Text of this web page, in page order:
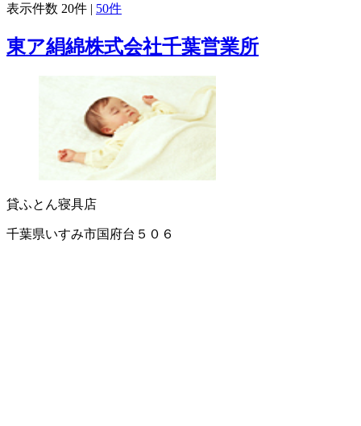
表示件数 20件 | 50件
東ア絹綿株式会社千葉営業所
貸ふとん寝具店
千葉県いすみ市国府台５０６